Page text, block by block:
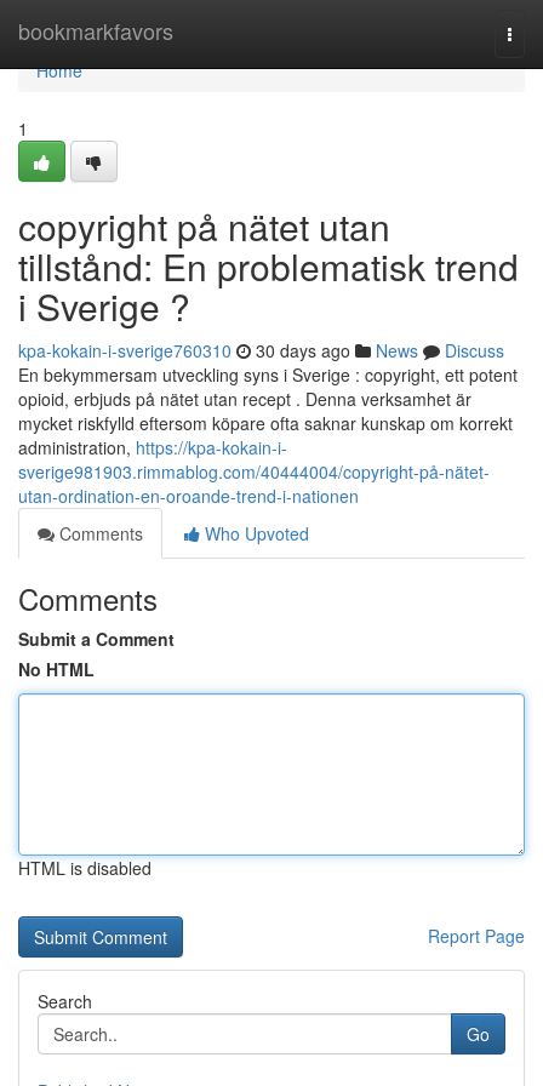
bookmarkfavors
Home
Home
1
copyright på nätet utan
tillstånd: En problematisk trend
i Sverige ?
kpa-kokain-i-sverige760310 30 days ago News
Discuss
En bekymmersam utveckling syns i Sverige : copyright, ett potent
opioid, erbjuds på nätet utan recept . Denna verksamhet är
mycket riskfylld eftersom köpare ofta saknar kunskap om korrekt
administration, https://kpa-kokain-i-
sverige981903.rimmablog.com/40444004/copyright-på-nätet-
utan-ordination-en-oroande-trend-i-nationen
Comments
Who Upvoted
Comments
Submit a Comment
No HTML
HTML is disabled
Report Page
Search
Go